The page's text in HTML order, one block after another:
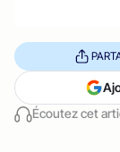
Écoutez cet